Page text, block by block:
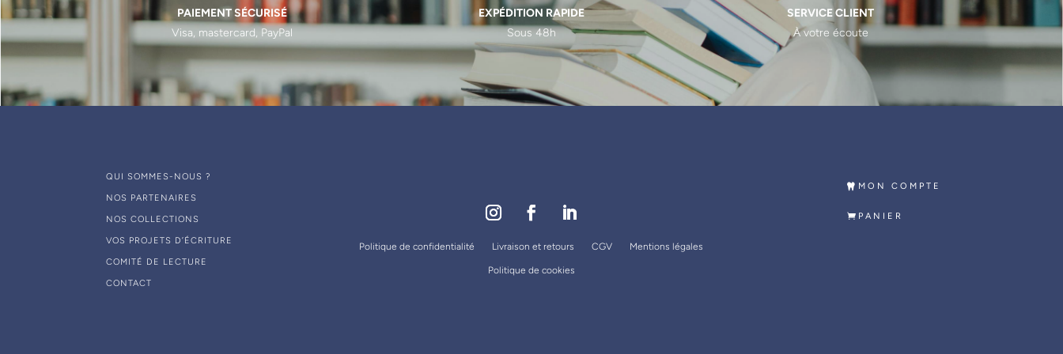
PAIEMENT SÉCURISÉ
Visa, mastercard, PayPal
EXPÉDITION RAPIDE
Sous 48h
SERVICE CLIENT
À votre écoute
QUI SOMMES-NOUS ?
NOS PARTENAIRES
NOS COLLECTIONS
VOS PROJETS D’ÉCRITURE
COMITÉ DE LECTURE
CONTACT
Politique de confidentialité Livraison et retours CGV Mentions légales
Politique de cookies
MON COMPTE
PANIER